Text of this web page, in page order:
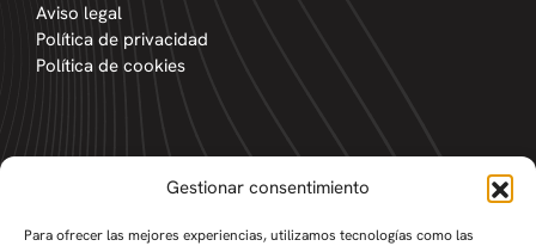
Gestionar consentimiento
Para ofrecer las mejores experiencias, utilizamos tecnologías como las
Aviso legal
Política de privacidad
Política de cookies